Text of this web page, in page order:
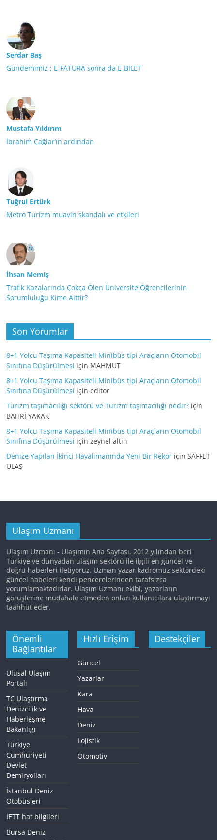
Serdar Baş
Gündemimiz ; E-FATURA sonra da E-BİLET
Mustafa Yıldırım
İbrahim Çağlar’ın ardından
Tuğrul Ertürk
Metro Turizm muavin skandalı ve etkileri
İhsan Memiş
Trafik Kazalarında Çokça Ölen Üniversite Öğrencilerinin
Sorumluluğu Kime Aittir?
Son Yorumlar
8+1 Yolcu Taşıma Kapasiteli Minibüs tipi Araçların Otomobil
Sınıfına Düşürülmesi için MAHMUT
8+1 Yolcu Taşıma Kapasiteli Minibüs tipi Araçların Otomobil
Sınıfına Düşürülmesi içineditor
Turizm taşımacılığı sektörü ve Turizm taşımacılığı nedir? için
BAHRİ YAKAK
8+1 Yolcu Taşıma Kapasiteli Minibüs tipi Araçların Otomobil
Sınıfına Düşürülmesi içinzeynel altın
Denize Yapılan İkinci Havalimanında Yeni Bir Rekor içinSAFFET
ULAŞ
Ulaşım Uzmanı
Ulaşım Uzmanı - Ulaşımın Ana Sayfası. 2012 yılından beri
Türkiye ve dünyadan ulaşım sektörü ile ilgili en güncel ve
doğru haberleri iletiyoruz. Uzman yazar kadromuz sektördeki
güncel habeleri kendi pencerelerinden tarafsızca
yorumlamaktadırlar. Ulaşım Uzmanı ekibi, yazarların
görüşlerine müdahale etmeden onları kullanıcılara ulaştırmayı
taahhüt eder.
Önemli
Bağlantılar
Ulusal Ulaşım
Portalı
TC Ulaştırma
Denizcilik ve
Haberleşme
Bakanlığı
Türkiye
Cumhuriyeti
Devlet
Demiryolları
İstanbul Deniz
Otobüsleri
İETT hat bilgileri
Bursa Deniz
Hızlı Erişim
Güncel
Yazarlar
Kara
Hava
Deniz
Lojistik
Otomotiv
Destekçiler